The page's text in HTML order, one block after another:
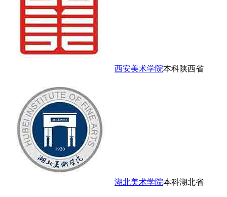
西安美术学院本科陕西省
湖北美术学院本科湖北省